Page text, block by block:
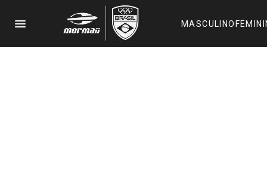
menu MASCULINO